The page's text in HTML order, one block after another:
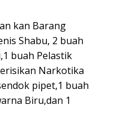
kan Barang
Shabu, 2 buah
buah Pelastik
Narkotika
pipet,1 buah
Biru,dan 1